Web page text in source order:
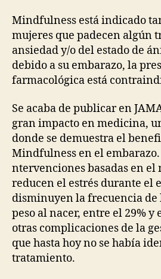
Mindfulness está indicado
mujeres que padecen algún
ansiedad y/o del estado de
debido a su embarazo, la
farmacológica está
Se acaba de publicar en
gran impacto en medicina,
donde se demuestra el
Mindfulness en el embarazo.
ntervenciones basadas en
reducen el estrés durante el
disminuyen la frecuencia de
peso al nacer, entre el 29% y
otras complicaciones de la
que hasta hoy no se había
tratamiento.